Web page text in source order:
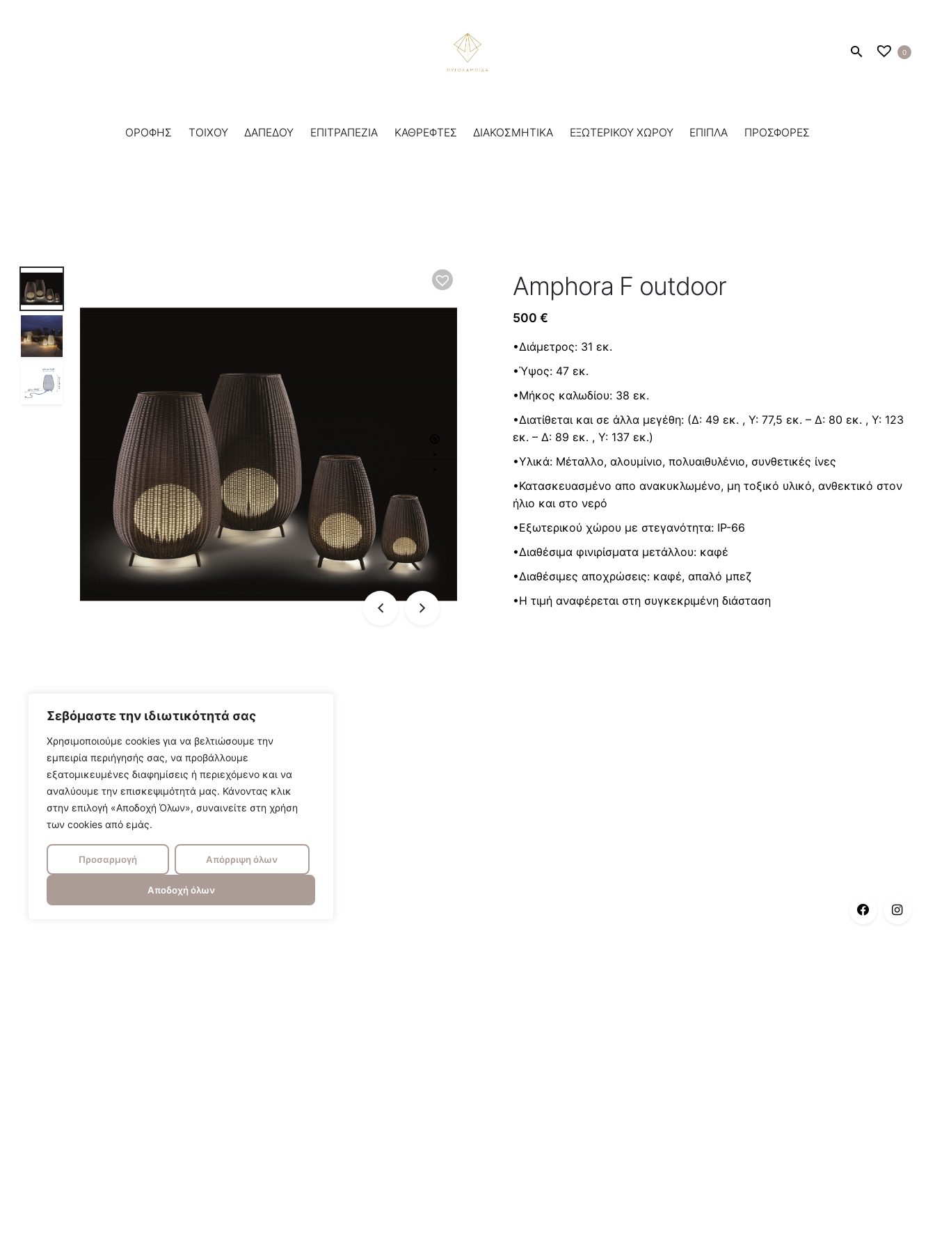
Σεβόμαστε την ιδιωτικότητά σας
Χρησιμοποιούμε cookies για να βελτιώσουμε την
εμπειρία περιήγησής σας, να προβάλλουμε
εξατομικευμένες διαφημίσεις ή περιεχόμενο και να
αναλύουμε την επισκεψιμότητά μας. Κάνοντας κλικ
στην επιλογή «Αποδοχή Όλων», συναινείτε στη χρήση
των cookies από εμάς.
Προσαρμογή Απόρριψη όλων
Αποδοχή όλων
0
ΟΡΟΦΗΣ ΤΟΙΧΟΥ ΔΑΠΕΔΟΥ ΕΠΙΤΡΑΠΕΖΙΑ ΚΑΘΡΕΦΤΕΣ ΔΙΑΚΟΣΜΗΤΙΚΑ ΕΞΩΤΕΡΙΚΟΥ ΧΩΡΟΥ ΕΠΙΠΛΑ ΠΡΟΣΦΟΡΕΣ
Amphora F outdoor
500 €
•Διάμετρος: 31 εκ.
•Ύψος: 47 εκ.
•Μήκος καλωδίου: 38 εκ.
•Διατίθεται και σε άλλα μεγέθη: (Δ: 49 εκ. , Υ: 77,5 εκ. – Δ: 80 εκ. , Υ: 123
εκ. – Δ: 89 εκ. , Υ: 137 εκ.)
•Υλικά: Μέταλλο, αλουμίνιο, πολυαιθυλένιο, συνθετικές ίνες
•Κατασκευασμένο απο ανακυκλωμένο, μη τοξικό υλικό, ανθεκτικό στον
ήλιο και στο νερό
•Εξωτερικού χώρου με στεγανότητα: IP-66
•Διαθέσιμα φινιρίσματα μετάλλου: καφέ
•Διαθέσιμες αποχρώσεις: καφέ, απαλό μπεζ
•Η τιμή αναφέρεται στη συγκεκριμένη διάσταση